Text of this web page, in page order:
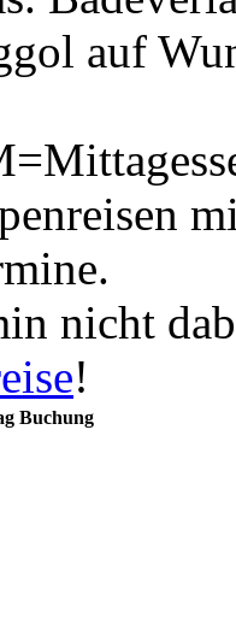
auf
nicht
!
Buchung